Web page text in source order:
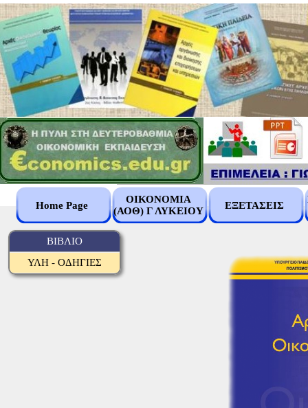
Home Page
ΟΙΚΟΝΟΜΙΑ
(ΑΟΘ) Γ ΛΥΚΕΙΟΥ
ΕΞΕΤΑΣΕΙΣ
ΒΙΒΛΙΟ
ΥΛΗ - ΟΔΗΓΙΕΣ